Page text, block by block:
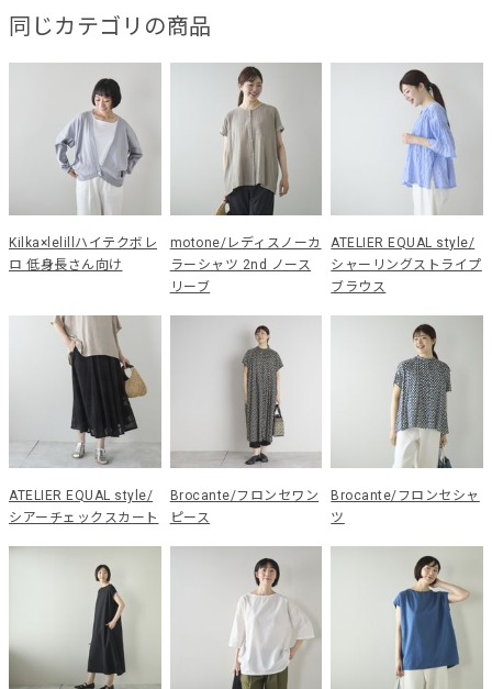
同じカテゴリの商品
Kilka×lelillハイテクボレ
ロ 低身長さん向け
motone/レディスノーカ
ラーシャツ 2nd ノース
リーブ
ATELIER EQUAL style/
シャーリングストライプ
ブラウス
ATELIER EQUAL style/
シアーチェックスカート
Brocante/フロンセワン
ピース
Brocante/フロンセシャ
ツ